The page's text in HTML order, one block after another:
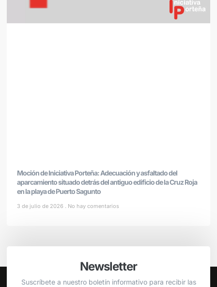
Moción de Iniciativa Porteña: Adecuación y asfaltado del
aparcamiento situado detrás del antiguo edificio de la Cruz Roja
en la playa de Puerto Sagunto
3 de julio de 2026 No hay comentarios
Newsletter
Suscríbete a nuestro boletín informativo para recibir las